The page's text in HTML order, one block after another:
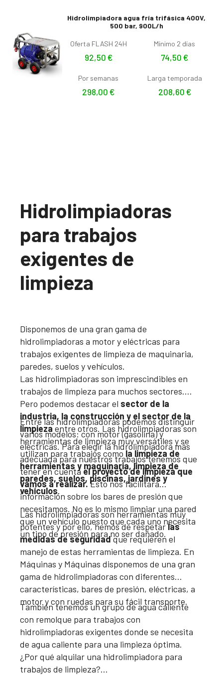
Hidrolimpiadora agua fría trifásica 400V,
500 bar, 900L/h
Oferta FLASH 24H
92,50 €
Mínimo 2 días
74,50 €
Por semanas
298,00 €
Larga temporada
208,60 €
Hidrolimpiadoras
para trabajos
exigentes de
limpieza
Disponemos de una gran gama de
hidrolimpiadoras a motor y eléctricas para
trabajos exigentes de limpieza de maquinaria,
paredes, suelos y vehículos.
Las hidrolimpiadoras son imprescindibles en
trabajos de limpieza para muchos sectores.
Pero podemos destacar el sector de la
industria, la construcción y el sector de la
limpiezaentre otros. Las hidrolimpiadoras son
herramientas de limpieza muy versátiles y se
utilizan para trabajos comola limpieza de
herramientas y maquinaria, limpieza de
paredes, suelos, piscinas, jardines y
vehículos.
Entre las hidrolimpiadoras podemos distinguir
varios modelos: con motor (gasolina) y
eléctricas. Para elegir la hidrolimpiadora más
adecuada para nuestros trabajos tenemos que
tener en cuenta el proyecto de limpieza que
vamos a realizar. Esto nos facilitará
información sobre los bares de presión que
necesitamos. No es lo mismo limpiar una pared
que un vehículo puesto que cada uno necesita
un tipo de presión para no ser dañado.
Las hidrolimpiadoras son herramientas muy
potentes y por ello, hemos de respetarlas
medidas de seguridadque requieren el
manejo de estas herramientas de limpieza. En
Máquinas y Máquinas disponemos de una gran
gama de hidrolimpiadoras con diferentes
características, bares de presión, eléctricas, a
motor y con ruedas para su fácil transporte.
También tenemos un grupo de agua caliente
con remolque para trabajos con
hidrolimpiadoras exigentes donde se necesita
de agua caliente para una limpieza óptima.
¿Por qué alquilar una hidrolimpiadora para
trabajos de limpieza?